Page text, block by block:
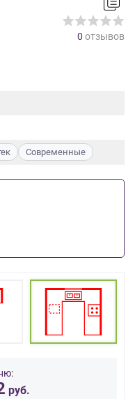
0 отзывов
Современные
руб.